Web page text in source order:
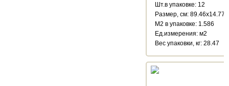
Шт.в упаковке: 12
Размер, см: 89.46x14.77
М2 в упаковке: 1.586
Ед.измерения: м2
Веc упаковки, кг: 28.47